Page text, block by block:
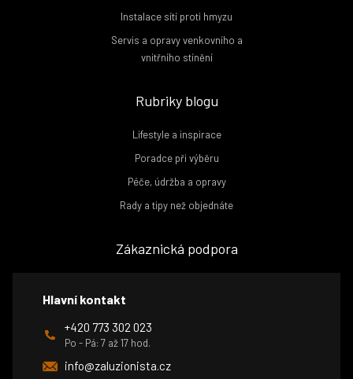
Instalace sítí proti hmyzu
Servis a opravy venkovního a
vnitřního stínění
Rubriky blogu
Lifestyle a inspirace
Poradce při výběru
Péče, údržba a opravy
Rady a tipy než objednáte
Zákaznická podpora
Hlavní kontakt
+420 773 302 023
Po - Pá: 7 až 17 hod.
info@zaluzionista.cz